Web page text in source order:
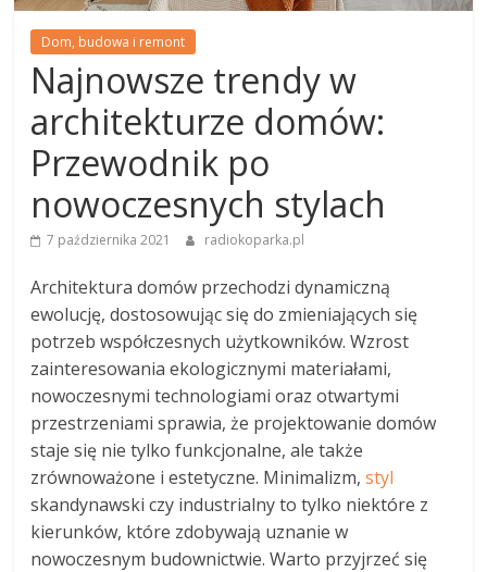
Dom, budowa i remont
Najnowsze trendy w
architekturze domów:
Przewodnik po
nowoczesnych stylach
7 października 2021 radiokoparka.pl
Architektura domów przechodzi dynamiczną
ewolucję, dostosowując się do zmieniających się
potrzeb współczesnych użytkowników. Wzrost
zainteresowania ekologicznymi materiałami,
nowoczesnymi technologiami oraz otwartymi
przestrzeniami sprawia, że projektowanie domów
staje się nie tylko funkcjonalne, ale także
zrównoważone i estetyczne. Minimalizm,styl
skandynawski czy industrialny to tylko niektóre z
kierunków, które zdobywają uznanie w
nowoczesnym budownictwie. Warto przyjrzeć się